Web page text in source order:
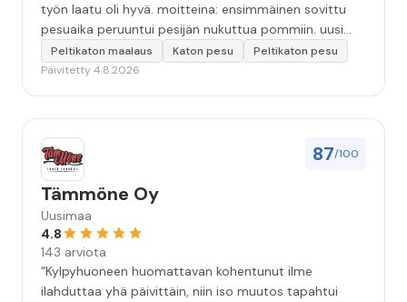
työn laatu oli hyvä. moitteina: ensimmäinen sovittu
pesuaika peruuntui pesijän nukuttua pommiin. uusi
aika piti ja työn jälki oikein hyvää ja osaavaa. toinen
murhe tuli koska olimme matkoilla ja jossain
vuorokautta pihalle...kunnes naapuri uskaltautui
pihallemme ja sulki hanan. Hieman siis tarkkuutta
hommiin ja hyvä tulee. ”
Peltikaton maalaus Katon pesu
Peltikaton pesu
Päivitetty 4.8.2026
87/100
Tämmöne Oy
Uusimaa
4.8
143 arviota
“Kylpyhuoneen huomattavan kohentunut ilme
ilahduttaa yhä päivittäin, niin iso muutos tapahtui